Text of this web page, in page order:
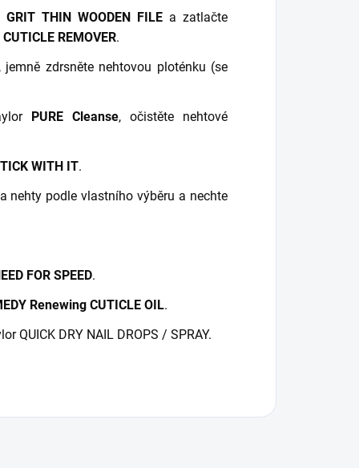
THIN WOODEN FILEa zatlačte
REMOVER.
jemně zdrsněte nehtovou ploténku (se
PURE Cleanse, očistěte nehtové
WITH IT.
nehty podle vlastního výběru a nechte
FOR SPEED.
Renewing CUTICLE OIL.
QUICK DRY NAIL DROPS / SPRAY.